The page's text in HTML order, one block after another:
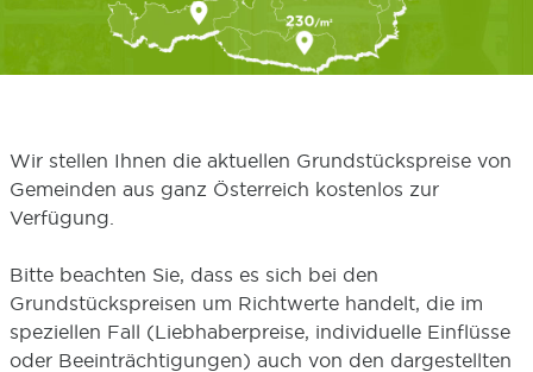
Wir stellen Ihnen die aktuellen Grundstückspreise von
Gemeinden aus ganz Österreich kostenlos zur
Verfügung.
Bitte beachten Sie, dass es sich bei den
Grundstückspreisen um Richtwerte handelt, die im
speziellen Fall (Liebhaberpreise, individuelle Einflüsse
oder Beeinträchtigungen) auch von den dargestellten